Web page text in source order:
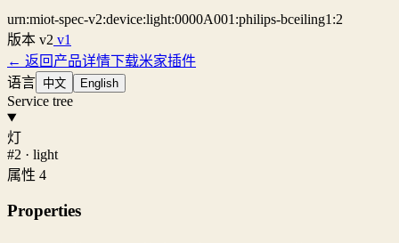
urn:miot-spec-v2:device:light:0000A001:philips-bceiling1:2
版本 v2 v1
← 返回产品详情下载米家插件
语言 中文 English
Service tree
灯
#2 · light
属性 4
Properties